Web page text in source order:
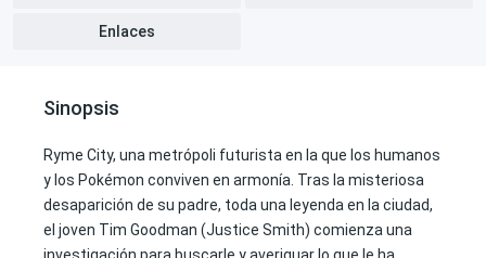
Enlaces
Sinopsis
Ryme City, una metrópoli futurista en la que los humanos
y los Pokémon conviven en armonía. Tras la misteriosa
desaparición de su padre, toda una leyenda en la ciudad,
el joven Tim Goodman (Justice Smith) comienza una